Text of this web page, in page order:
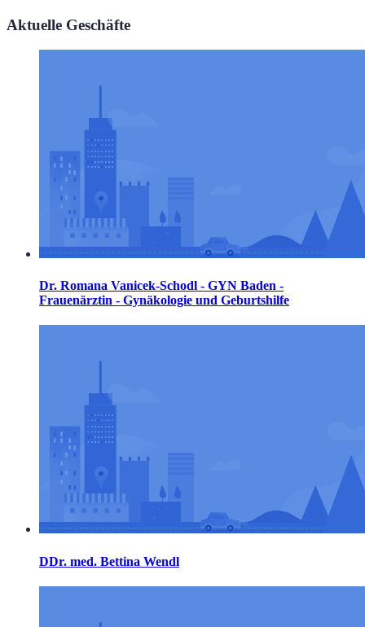
Aktuelle Geschäfte
Dr. Romana Vanicek-Schodl - GYN Baden -
Frauenärztin - Gynäkologie und Geburtshilfe
DDr. med. Bettina Wendl